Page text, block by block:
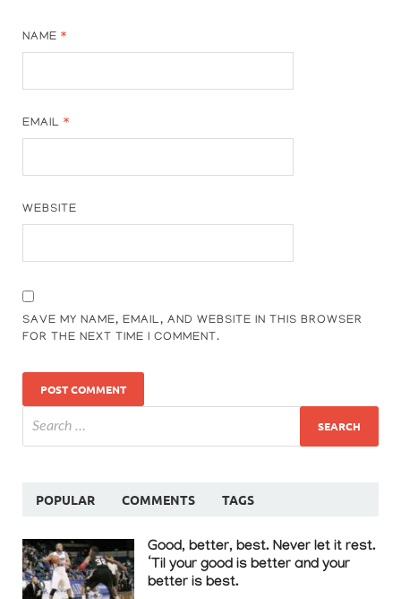
NAME*
EMAIL*
WEBSITE
SAVE MY NAME, EMAIL, AND WEBSITE IN THIS BROWSER
FOR THE NEXT TIME I COMMENT.
POPULAR COMMENTS TAGS
Good, better, best. Never let it rest.
‘Til your good is better and your
better is best.